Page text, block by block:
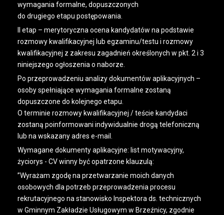
wymagania formalne, dopuszczonych
do drugiego etapu postępowania.
II etap – merytoryczna ocena kandydatów na podstawie
rozmowy kwalifikacyjnej lub egzaminu/testu i rozmowy
kwalifikacyjnej z zakresu zagadnień określonych w pkt. 2 i 3
niniejszego ogłoszenia o naborze.
Po przeprowadzeniu analizy dokumentów aplikacyjnych –
osoby spełniające wymagania formalne zostaną
dopuszczone do kolejnego etapu.
O terminie rozmowy kwalifikacyjnej / teście kandydaci
zostaną poinformowani indywidualnie drogą telefoniczną
lub na wskazany adres e-mail.
Wymagane dokumenty aplikacyjne: list motywacyjny,
życiorys - CV winny być opatrzone klauzulą:
”Wyrażam zgodę na przetwarzanie moich danych
osobowych dla potrzeb przeprowadzenia procesu
rekrutacyjnego na stanowisko Inspektora ds. technicznych
w Gminnym Zakładzie Usługowym w Brzeźnicy, zgodnie